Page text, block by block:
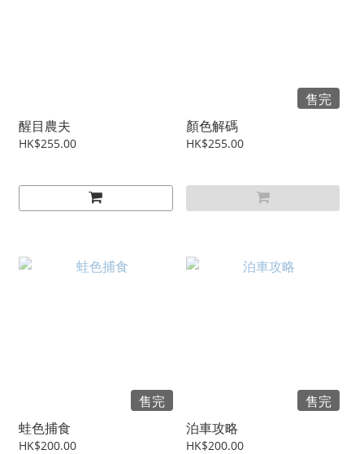
醒目農夫
HK$255.00
售完
顏色解碼
HK$255.00
售完
蛙色捕食
HK$200.00
售完
泊車攻略
HK$200.00